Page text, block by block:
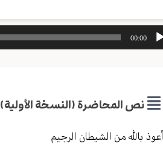
00:00
نص المحاضرة (النسخة الأولية)
أعوذ بالله من الشيطان الرجيم